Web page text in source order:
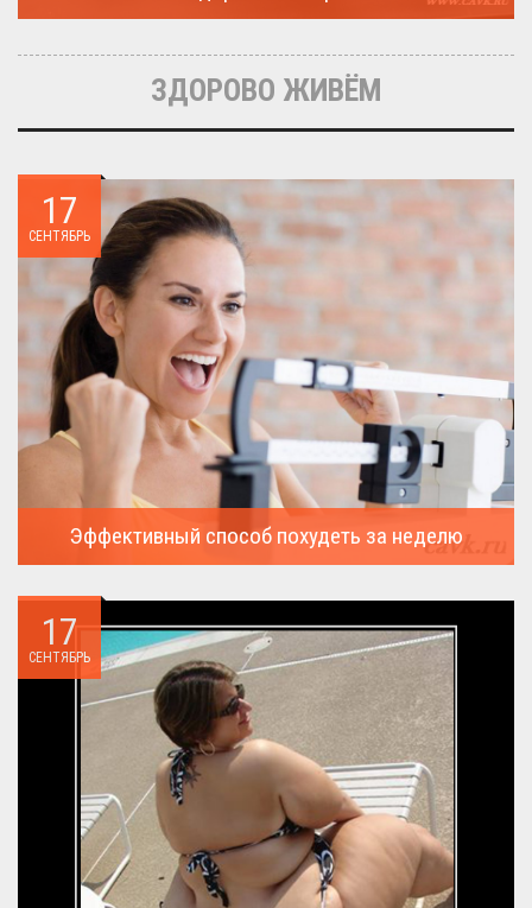
дорогие...
ЗДОРОВО ЖИВЁМ
17
СЕНТЯБРЬ
Эффективный способ похудеть за неделю
всегда...
17
СЕНТЯБРЬ